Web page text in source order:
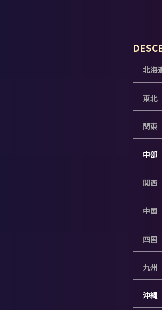
北海
東北
関東
中部
関西
中国
四国
九州
沖縄